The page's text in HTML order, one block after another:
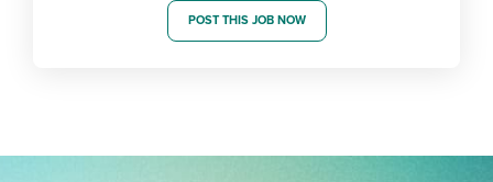
POST THIS JOB NOW